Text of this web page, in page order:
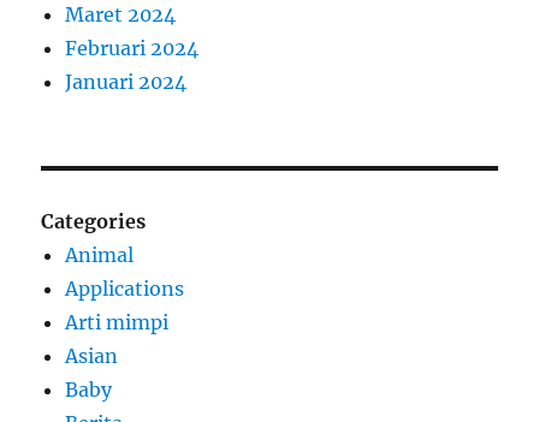
Maret 2024
Februari 2024
Januari 2024
Categories
Animal
Applications
Arti mimpi
Asian
Baby